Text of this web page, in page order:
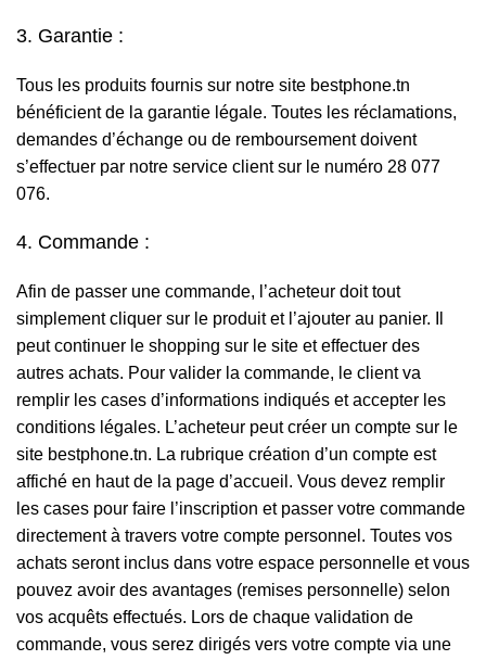
3. Garantie :
Tous les produits fournis sur notre site bestphone.tn
bénéficient de la garantie légale. Toutes les réclamations,
demandes d’échange ou de remboursement doivent
s’effectuer par notre service client sur le numéro 28 077
076.
4. Commande :
Afin de passer une commande, l’acheteur doit tout
simplement cliquer sur le produit et l’ajouter au panier. Il
peut continuer le shopping sur le site et effectuer des
autres achats. Pour valider la commande, le client va
remplir les cases d’informations indiqués et accepter les
conditions légales. L’acheteur peut créer un compte sur le
site bestphone.tn. La rubrique création d’un compte est
affiché en haut de la page d’accueil. Vous devez remplir
les cases pour faire l’inscription et passer votre commande
directement à travers votre compte personnel. Toutes vos
achats seront inclus dans votre espace personnelle et vous
pouvez avoir des avantages (remises personnelle) selon
vos acquêts effectués. Lors de chaque validation de
commande, vous serez dirigés vers votre compte via une